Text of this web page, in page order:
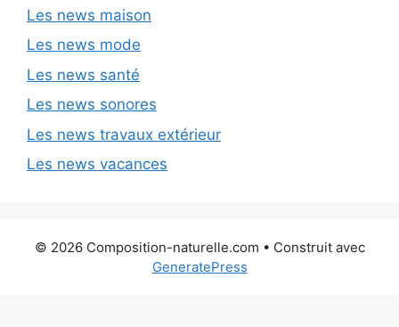
Les news maison
Les news mode
Les news santé
Les news sonores
Les news travaux extérieur
Les news vacances
© 2026 Composition-naturelle.com • Construit avec
GeneratePress